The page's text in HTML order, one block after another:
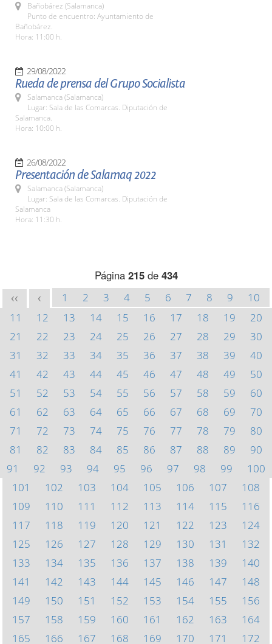
Bañobárez (Salamanca)
Punto de encuentro: Ayuntamiento de
Bañobárez.
Hora: 11:00 h.
29/08/2022
Rueda de prensa del Grupo Socialista
Salamanca (Salamanca)
Lugar: Sala de las Comarcas. Diputación de
Salamanca.
Hora: 10:00 h.
26/08/2022
Presentación de Salamaq 2022
Salamanca (Salamanca)
Lugar: Sala de las Comarcas. Diputación de
Salamanca
Hora: 11:30 h.
Página 215de 434
<< < 1 2 3 4 5 6 7 8 9
10
11
12 13 14 15 16 17 18 19
20
21
22 23 24 25 26 27 28 29
30
31
32 33 34 35 36 37 38 39
40
41
42 43 44 45 46 47 48 49
50
51
52 53 54 55 56 57 58 59
60
61
62 63 64 65 66 67 68 69
70
71
72 73 74 75 76 77 78 79
80
81
82 83 84 85 86 87 88 89
90
91
92 93 94 95 96 97 98 99
100
101
102 103 104 105 106 107
108
109
110 111 112 113 114 115
116
117
118 119 120 121 122 123
124
125
126 127 128 129 130 131
132
133
134 135 136 137 138 139
140
141
142 143 144 145 146 147
148
149
150 151 152 153 154 155
156
157
158 159 160 161 162 163
164
165
166 167 168 169 170 171
172